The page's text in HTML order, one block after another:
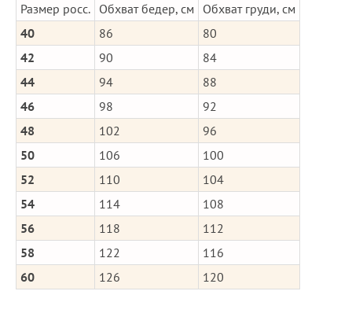
Размер росс. Обхват бедер, см
Обхват груди, см
40
86
80
42
90
84
44
94
88
46
98
92
48
102
96
50
106
100
52
110
104
54
114
108
56
118
112
58
122
116
60
126 120